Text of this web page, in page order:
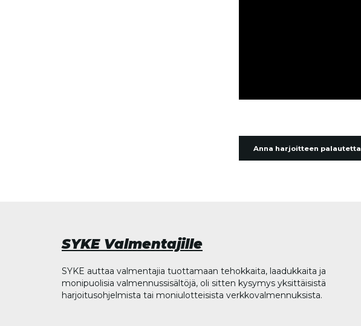
Anna harjoitteen palautetta
SYKE Valmentajille
SYKE auttaa valmentajia tuottamaan tehokkaita, laadukkaita ja
monipuolisia valmennussisältöjä, oli sitten kysymys yksittäisistä
harjoitusohjelmista tai moniulotteisista verkkovalmennuksista.